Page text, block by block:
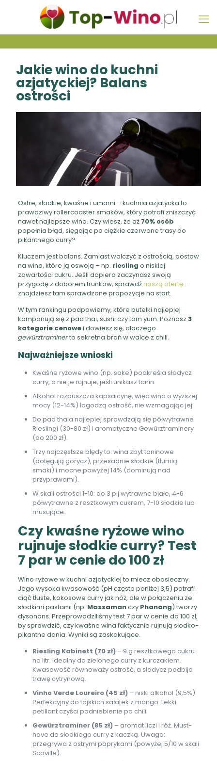
Jakie wino do kuchni
azjatyckiej? Balans
ostrości
Ostre, słodkie, kwaśne i umami – kuchnia azjatycka to
prawdziwy rollercoaster smaków, który potrafi zniszczyć
nawet najlepsze wino. Czy wiesz, że aż 70% osób
popełnia błąd, sięgając po ciężkie czerwone trasy do
pikantnego curry?
Kluczem jest balans. Zamiast walczyć z ostrością, postaw
na wina, które ją oswoją – np. riesling o niskiej
zawartości cukru. Jeśli dopiero zaczynasz swoją
przygodę z doborem trunków, sprawdźnaszą ofertę–
znajdziesz tam sprawdzone propozycje na start.
W tym rankingu podpowiemy, które butelki najlepiej
komponują się z pad thai, sushi czy tom yum. Poznasz 3
kategorie cenowei dowiesz się, dlaczego
gewürztraminerto sekretna broń w walce z chili.
Najważniejsze wnioski
Kwaśne ryżowe wino (np. sake) podkreśla słodycz
curry, a nie je rujnuje, jeśli unikasz tanin.
Alkohol rozpuszcza kapsaicynę, więc wina o wyższej
mocy (12-14%) łagodzą ostrość, nie wzmagając jej.
Do pad thaia najlepiej sprawdzają się półwytrawne
Rieslingi (30-80 zł) i aromatyczne Gewürztraminery
(do 200 zł).
Trzy najczęstsze błędy to: wina zbyt taninowe
(potęgują gorycz), przesadnie słodkie (tłumią
smaki) i mocne powyżej 14% (dominują nad
przyprawami).
W skali ostrości 1-10: do 3 pij wytrawne białe, 4-6
półwytrawne z resztkowym cukrem, 7-10 słodkie lub
musujące.
Czy kwaśne ryżowe wino
rujnuje słodkie curry? Test
7 par w cenie do 100 zł
Wino ryżowe w kuchni azjatyckiej to miecz obosieczny.
Jego wysoka kwasowość (pH często poniżej 3,5) potrafi
ciąć tłuste, kokosowe curry jak nóż, ale w połączeniu ze
słodkimi pastami (np. Massamanczy Phanang) tworzy
dysonans. Przeprowadziliśmy test 7 par w cenie do 100 zł,
by sprawdzić, czy kwaśne wina faktycznie rujnują słodko-
pikantne dania. Wyniki są zaskakujące.
Riesling Kabinett (70 zł)– 9 g resztkowego cukru
na litr. Idealny do zielonego curry z kurczakiem.
Kwasowość równoważy ostrość, a słodycz podbija
trawę cytrynową.
Vinho Verde Loureiro (45 zł)– niski alkohol (9,5%).
Perfekcyjny do tajskich sałatek z mango. Lekki
petillant czyści podniebienie po chili.
Gewürztraminer (85 zł)– aromat liczi i róż. Must-
have do słodkiego curry z kaczką. Uwaga:
przegrywa z ostrymi paprykami (powyżej 5/10 w skali
Scoville).